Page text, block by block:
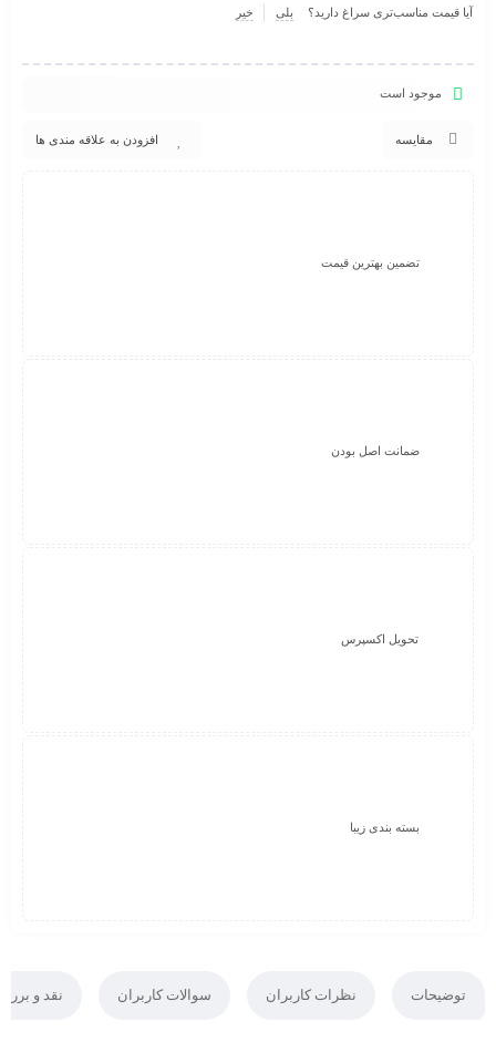
آیا قیمت مناسب‌تری سراغ دارید؟ بلی خیر
موجود است
مقایسه افزودن به علاقه مندی ها
تضمین بهترین قیمت
ضمانت اصل بودن
تحویل اکسپرس
بسته بندی زیبا
توضیحات نظرات کاربران سوالات کاربران نقد و